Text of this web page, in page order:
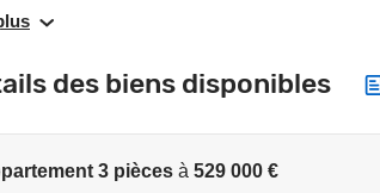
3 pièces sont situés :
d’exception aux prestations haut de gamme
des biens disponibles
3 pièces à 529 000 €